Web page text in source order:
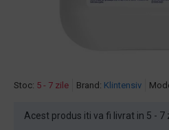
Stoc: 5 - 7 zile Brand: Klintensiv
Acest produs iti va fi livrat in 5 - 7